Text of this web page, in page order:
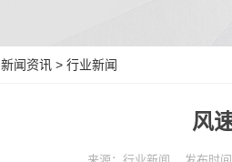
新闻资讯 > 行业新闻
风